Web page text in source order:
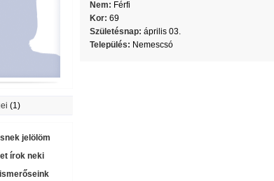
(1)
jelölöm
írok neki
Nem: Férfi
Kor: 69
Születésnap: április 03.
Település: Nemescsó